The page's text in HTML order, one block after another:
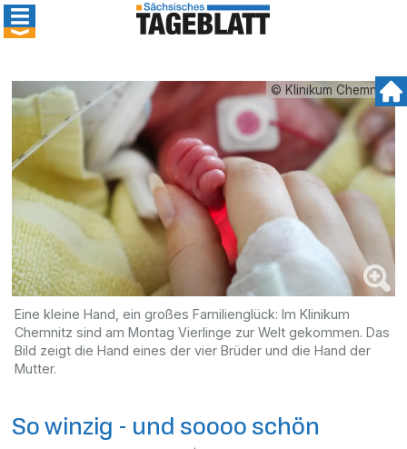
© Klinikum Chemnitz
Eine kleine Hand, ein großes Familienglück: Im Klinikum
Chemnitz sind am Montag Vierlinge zur Welt gekommen. Das
Bild zeigt die Hand eines der vier Brüder und die Hand der
Mutter.
So winzig - und soooo schön